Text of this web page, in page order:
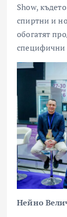
Show,
спиртни и
обогатят
специфични
Нейно